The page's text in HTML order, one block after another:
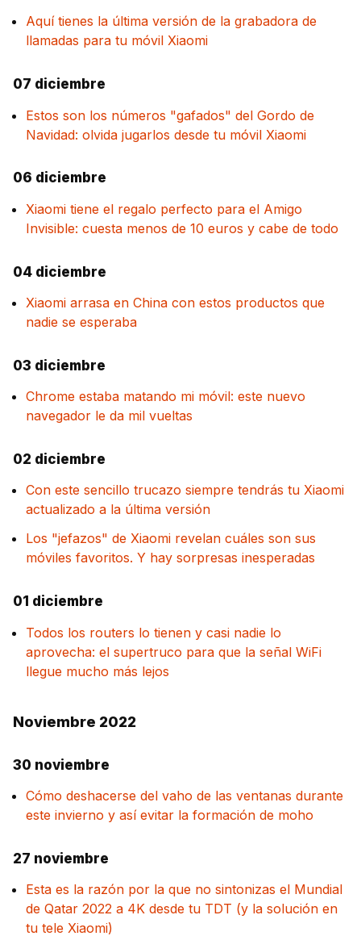
Aquí tienes la última versión de la grabadora de
llamadas para tu móvil Xiaomi
07 diciembre
Estos son los números "gafados" del Gordo de
Navidad: olvida jugarlos desde tu móvil Xiaomi
06 diciembre
Xiaomi tiene el regalo perfecto para el Amigo
Invisible: cuesta menos de 10 euros y cabe de todo
04 diciembre
Xiaomi arrasa en China con estos productos que
nadie se esperaba
03 diciembre
Chrome estaba matando mi móvil: este nuevo
navegador le da mil vueltas
02 diciembre
Con este sencillo trucazo siempre tendrás tu Xiaomi
actualizado a la última versión
Los "jefazos" de Xiaomi revelan cuáles son sus
móviles favoritos. Y hay sorpresas inesperadas
01 diciembre
Todos los routers lo tienen y casi nadie lo
aprovecha: el supertruco para que la señal WiFi
llegue mucho más lejos
Noviembre 2022
30 noviembre
Cómo deshacerse del vaho de las ventanas durante
este invierno y así evitar la formación de moho
27 noviembre
Esta es la razón por la que no sintonizas el Mundial
de Qatar 2022 a 4K desde tu TDT (y la solución en
tu tele Xiaomi)